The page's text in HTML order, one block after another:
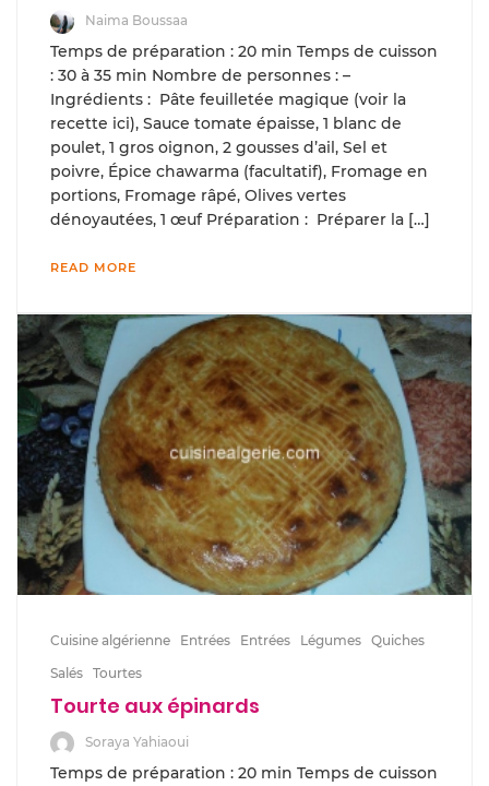
Naima Boussaa
Temps de préparation : 20 min Temps de cuisson
: 30 à 35 min Nombre de personnes : –
Ingrédients : Pâte feuilletée magique (voir la
recette ici), Sauce tomate épaisse, 1 blanc de
poulet, 1 gros oignon, 2 gousses d’ail, Sel et
poivre, Épice chawarma (facultatif), Fromage en
portions, Fromage râpé, Olives vertes
dénoyautées, 1 œuf Préparation : Préparer la […]
READ MORE
Cuisine algérienne Entrées Entrées Légumes Quiches
Salés Tourtes
Tourte aux épinards
Soraya Yahiaoui
Temps de préparation : 20 min Temps de cuisson